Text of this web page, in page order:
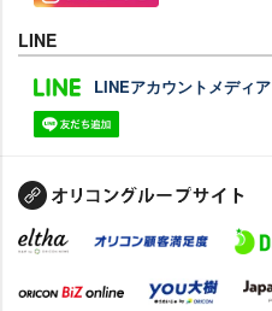
LINE
LINEアカウントメディア